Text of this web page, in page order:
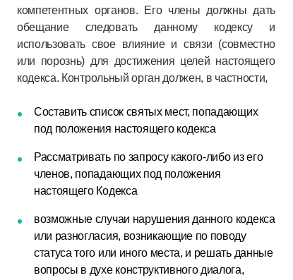
компетентных органов. Его члены должны дать
обещание следовать данному кодексу и
использовать свое влияние и связи (совместно
или порознь) для достижения целей настоящего
кодекса. Контрольный орган должен, в частности,
Составить список святых мест, попадающих
под положения настоящего кодекса
Рассматривать по запросу какого-либо из его
членов, попадающих под положения
настоящего Кодекса
возможные случаи нарушения данного кодекса
или разногласия, возникающие по поводу
статуса того или иного места, и решать данные
вопросы в духе конструктивного диалога,